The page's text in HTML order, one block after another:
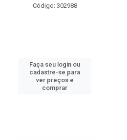
Código: 302988
Faça seu login ou
cadastre-se para
ver preços e
comprar